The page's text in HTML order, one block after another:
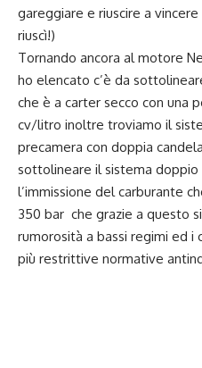
gareggiare e riuscire a
riuscì!)
Tornando ancora al motore
ho elencato c’è da
che è a carter secco con una
cv/litro inoltre troviamo il
precamera con doppia
sottolineare il sistema
l’immissione del carburante
350 bar che grazie a questo
rumorosità a bassi regimi ed i
più restrittive normative